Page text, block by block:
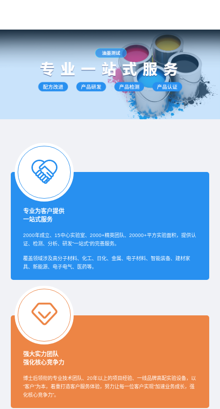
专业为客户提供
一站式服务
2000年成立、15中心实验室、2000+精英团队、20000+平方实验面积，提供认
证、检测、分析、研发“一站式”的完善服务。
覆盖领域涉及高分子材料、化工、日化、金属、电子材料、智能装备、建材家
具、新能源、电子电气、医药等。
强大实力团队
强化核心竞争力
博士后领衔的专业技术团队、20年以上的项目经验、一线品牌高配实验设备，以
“客户”为本，着重打造客户服务体验，努力让每一位客户实现“加速业务成长，强
化核心竞争力”。